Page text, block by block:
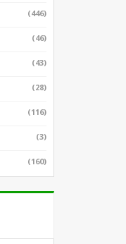
(446)
(46)
(43)
(28)
(116)
(3)
(160)